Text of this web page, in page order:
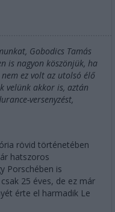
Gobodics Tamás
is nagyon köszönjük, ha
ez volt az utolsó élő
velünk akkor is, aztán
versenyzést,
rövid történetében
hatszoros
Porschében is
25 éves, de ez már
érte el harmadik Le